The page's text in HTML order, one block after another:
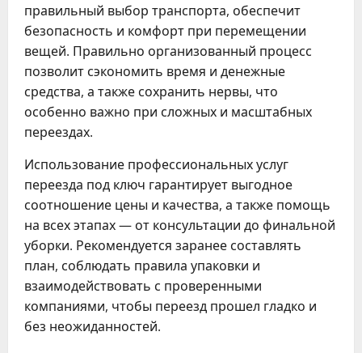
правильный выбор транспорта, обеспечит
безопасность и комфорт при перемещении
вещей. Правильно организованный процесс
позволит сэкономить время и денежные
средства, а также сохранить нервы, что
особенно важно при сложных и масштабных
переездах.
Использование профессиональных услуг
переезда под ключ гарантирует выгодное
соотношение цены и качества, а также помощь
на всех этапах — от консультации до финальной
уборки. Рекомендуется заранее составлять
план, соблюдать правила упаковки и
взаимодействовать с проверенными
компаниями, чтобы переезд прошел гладко и
без неожиданностей.